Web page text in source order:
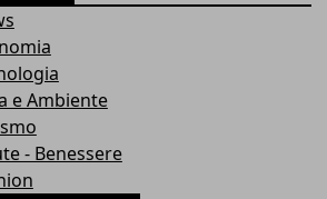
e Ambiente
- Benessere